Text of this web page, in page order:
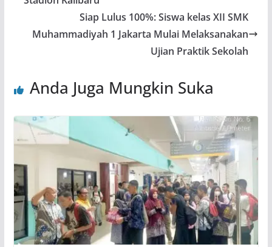
Siap Lulus 100%: Siswa kelas XII SMK
Muhammadiyah 1 Jakarta Mulai Melaksanakan
Ujian Praktik Sekolah
Anda Juga Mungkin Suka